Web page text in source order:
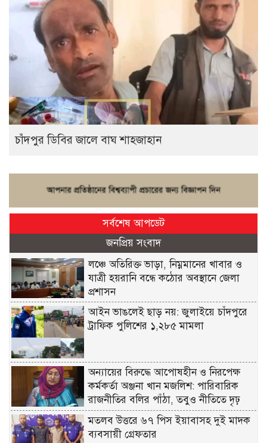
চাঁদপুর ডিবির জালে বাঘ শাহজাহান
সর্বশেষ আপডেট
জনপ্রিয় সংবাদ
লঞ্চে অতিরিক্ত ভাড়া, নিম্নমানের খাবার ও
যাত্রী হয়রানি বন্ধে কঠোর অবস্থানে জেলা
প্রশাসন
আইন ভাঙলেই ছাড় নয়: জুলাইয়ে চাঁদপুরে
ট্রাফিক পুলিশের ১,২৮৫ মামলা
অন্যায়ের বিরুদ্ধে আপোষহীন ও নিরপেক্ষ
কর্মকর্তা অঞ্জনা খান মজলিশ: পারিবারিক
রাজনীতির বলির পাঁঠা, তবুও নীতিতে দৃঢ়
মতলব উত্তরে ৬৭ পিস ইয়াবাসহ দুই মাদক
ব্যবসায়ী গ্রেফতার